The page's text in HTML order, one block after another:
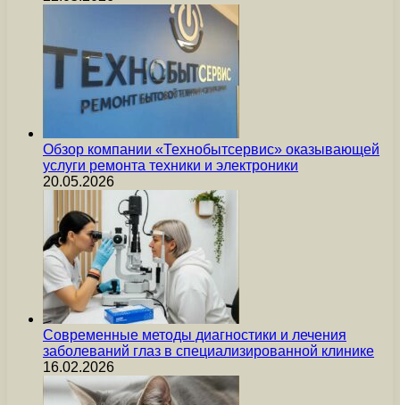
Обзор компании «Технобытсервис» оказывающей
услуги ремонта техники и электроники
20.05.2026
Современные методы диагностики и лечения
заболеваний глаз в специализированной клинике
16.02.2026